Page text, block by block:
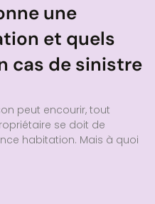
une
et quels
cas de sinistre
peut encourir, tout
se doit de
habitation. Mais à quoi